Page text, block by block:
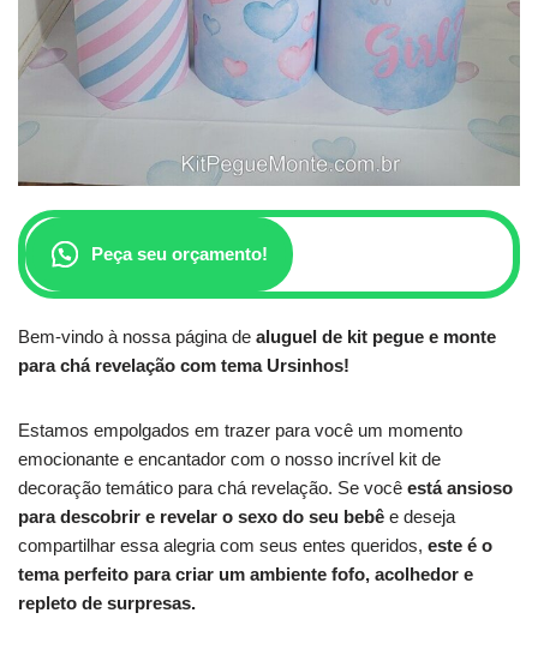
Peça seu orçamento!
Bem-vindo à nossa página de aluguel de kit pegue e monte
para chá revelação com tema Ursinhos!
Estamos empolgados em trazer para você um momento
emocionante e encantador com o nosso incrível kit de
decoração temático para chá revelação. Se você está ansioso
para descobrir e revelar o sexo do seu bebê e deseja
compartilhar essa alegria com seus entes queridos, este é o
tema perfeito para criar um ambiente fofo, acolhedor e
repleto de surpresas.